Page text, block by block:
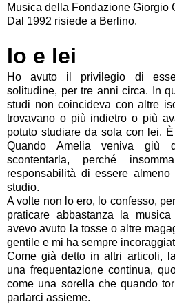
Musica della Fondazione Giorgio
Dal 1992 risiede a Berlino.
Io e lei
Ho avuto il privilegio di
solitudine, per tre anni circa. In
studi non coincideva con altre
trovavano o più indietro o più
potuto studiare da sola con lei.
Quando Amelia veniva giù
scontentarla, perché
responsabilità di essere
studio.
A volte non lo ero, lo confesso,
praticare abbastanza la
avevo avuto la tosse o altre
gentile e mi ha sempre
Come già detto in altri articoli,
una frequentazione continua,
come una sorella che quando
parlarci assieme.